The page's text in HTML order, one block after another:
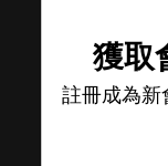
獲取
註冊成為